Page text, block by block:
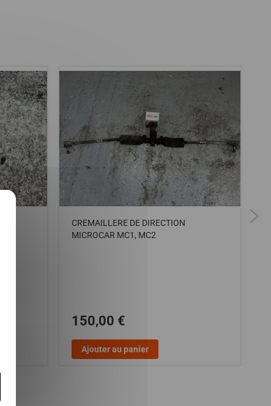
CREMAILLERE DE DIRECTION
MICROCAR MC1, MC2
150,00 €
Ajouter au panier